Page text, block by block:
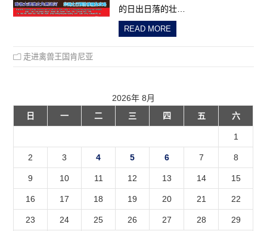
的日出日落的壮…
READ MORE
走进禽兽王国肯尼亚
2026年 8月
日
一 二 三 四 五 六
1
2 3 4 5 6 7 8
9 10 11 12 13 14 15
16 17 18 19 20 21 22
23 24 25 26 27 28 29